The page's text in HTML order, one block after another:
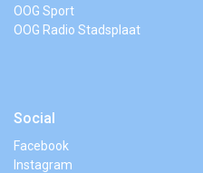
OOG Sport
OOG Radio Stadsplaat
Social
Facebook
Instagram